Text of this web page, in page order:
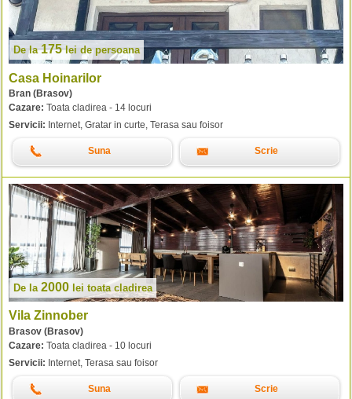
De la175lei de persoana
Casa Hoinarilor
Bran (Brasov)
Cazare: Toata cladirea - 14 locuri
Servicii: Internet, Gratar in curte, Terasa sau foisor
Suna Scrie
De la 2000 lei toata cladirea
Vila Zinnober
Brasov (Brasov)
Cazare: Toata cladirea - 10 locuri
Servicii: Internet, Terasa sau foisor
Suna Scrie